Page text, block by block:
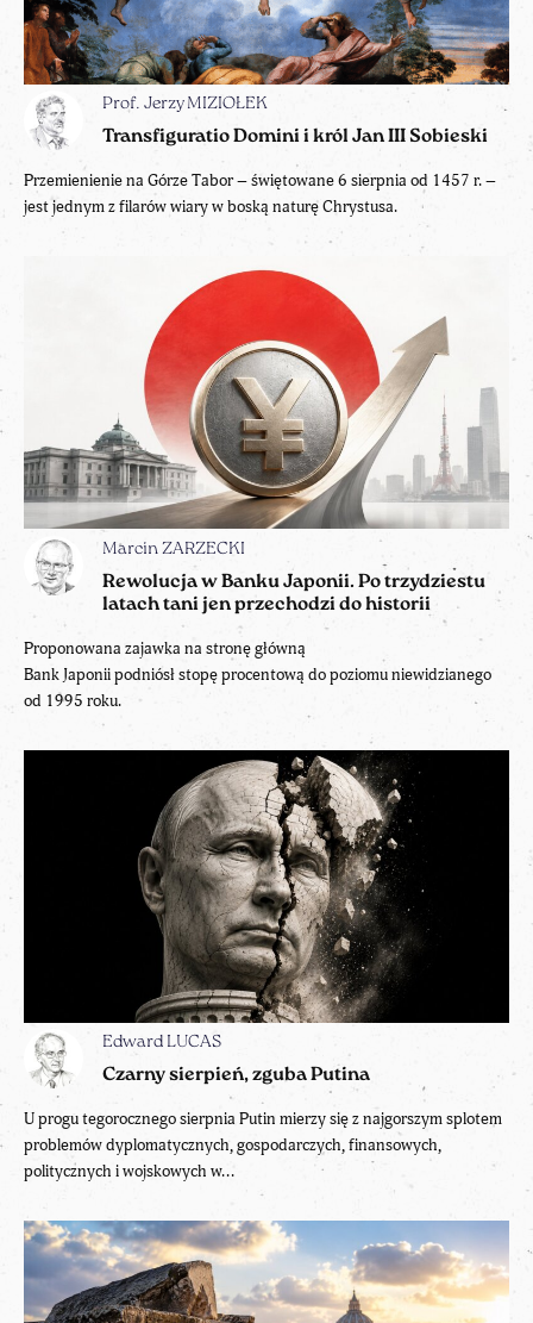
Prof. Jerzy MIZIOŁEK
Transfiguratio Domini i król Jan III Sobieski
Przemienienie na Górze Tabor – świętowane 6 sierpnia od 1457 r. –
jest jednym z filarów wiary w boską naturę Chrystusa.
Marcin ZARZECKI
Rewolucja w Banku Japonii. Po trzydziestu
latach tani jen przechodzi do historii
Proponowana zajawka na stronę główną
Bank Japonii podniósł stopę procentową do poziomu niewidzianego
od 1995 roku.
Edward LUCAS
Czarny sierpień, zguba Putina
U progu tegorocznego sierpnia Putin mierzy się z najgorszym splotem
problemów dyplomatycznych, gospodarczych, finansowych,
politycznych i wojskowych w...